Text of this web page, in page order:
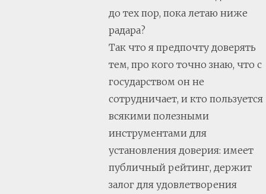
до тех пор, пока летаю ниже
радара?
Так что я предпочту доверять
тем, про кого точно знаю, что с
государством он не
сотрудничает, и кто пользуется
всякими полезными
инструментами для
установления доверия: имеет
публичный рейтинг, держит
залог для удовлетворения